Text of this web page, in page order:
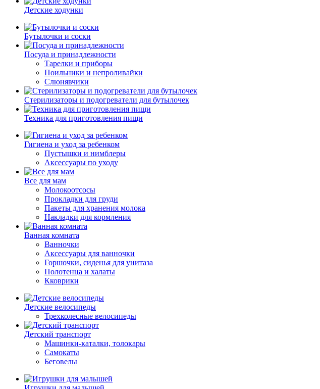
Детские ходунки
Бутылочки и соски
Посуда и принадлежности
Тарелки и приборы
Поильники и непроливайки
Слюнявчики
Стерилизаторы и подогреватели для бутылочек
Техника для приготовления пищи
Гигиена и уход за ребенком
Пустышки и нимблеры
Аксессуары по уходу
Все для мам
Молокоотсосы
Прокладки для груди
Пакеты для хранения молока
Накладки для кормления
Ванная комната
Ванночки
Аксессуары для ванночки
Горшочки, сиденья для унитаза
Полотенца и халаты
Кковрики
Детские велосипеды
Трехколесные велосипеды
Детский транспорт
Машинки-каталки, толокары
Самокаты
Беговелы